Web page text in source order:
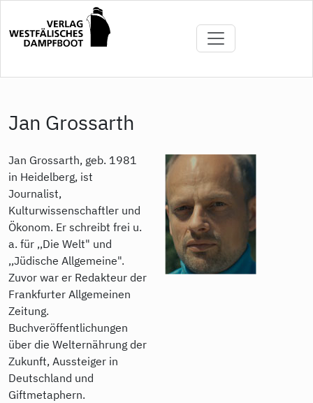
Inhalt
Jan Grossarth
Jan Grossarth, geb. 1981
in Heidelberg, ist
Journalist,
Kulturwissenschaftler und
Ökonom. Er schreibt frei u.
a. für ,,Die Welt" und
,,Jüdische Allgemeine".
Zuvor war er Redakteur der
Frankfurter Allgemeinen
Zeitung.
Buchveröffentlichungen
über die Welternährung der
Zukunft, Aussteiger in
Deutschland und
Giftmetaphern.